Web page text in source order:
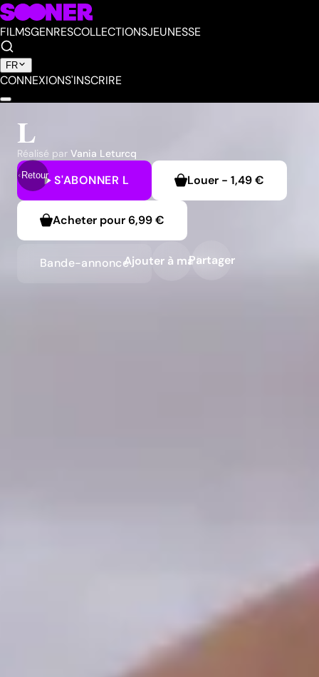
FILMSGENRESCOLLECTIONSJEUNESSE
FR
CONNEXIONS'INSCRIRE
Retour
L
Réalisé par Vania Leturcq
S'ABONNER L Louer - 1,49 €
Acheter pour6,99 €
Bande-annonceAjouter à ma liste
Partager